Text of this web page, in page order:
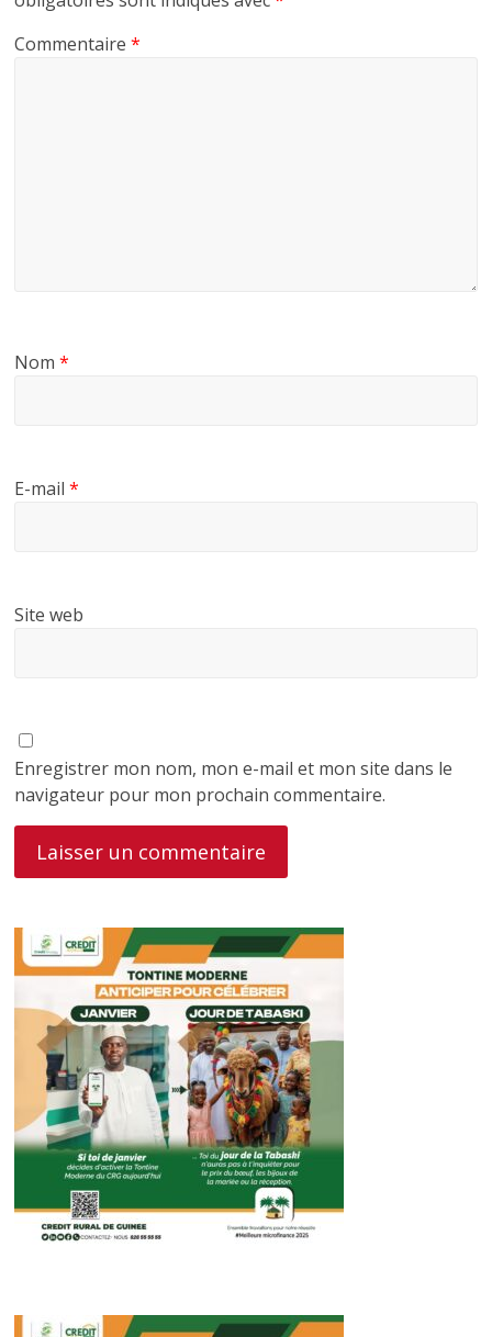
Commentaire*
Nom*
E-mail*
Site web
Enregistrer mon nom, mon e-mail et mon site dans le
navigateur pour mon prochain commentaire.